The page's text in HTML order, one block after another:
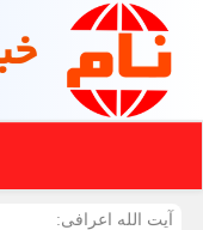
آیت الله اعرافی: